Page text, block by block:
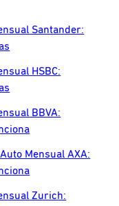
Santander:
HSBC:
BBVA:
Mensual AXA:
Zurich: